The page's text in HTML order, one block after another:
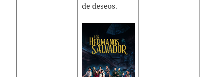
de deseos.